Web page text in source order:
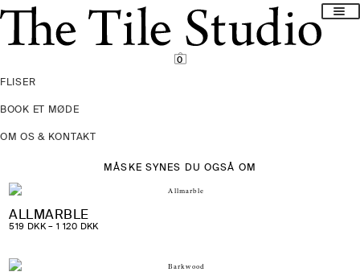
Spring
til
navigation
Spring
til
indhold
0
FLISER
BOOK ET MØDE
OM OS & KONTAKT
MÅSKE SYNES DU OGSÅ OM
ALLMARBLE
519 DKK – 1 120 DKKPRISINTERVAL: